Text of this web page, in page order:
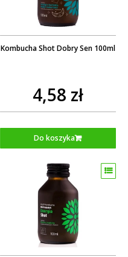
Kombucha Shot Dobry Sen 100ml
4,58 zł
Do koszyka